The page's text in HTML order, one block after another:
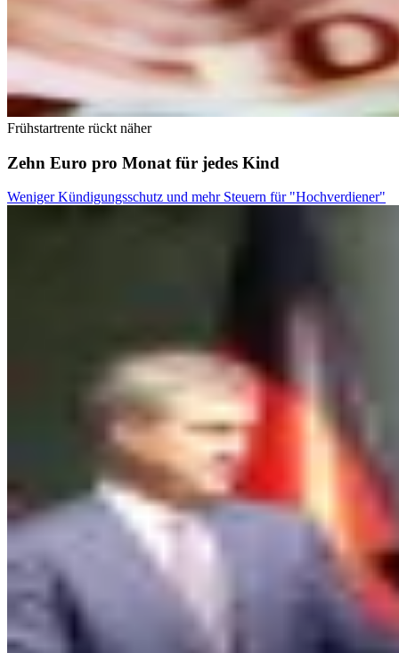
Frühstartrente rückt näher
Zehn Euro pro Monat für jedes Kind
Weniger Kündigungsschutz und mehr Steuern für "Hochverdiener"